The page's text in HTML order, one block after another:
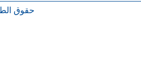
حقوق